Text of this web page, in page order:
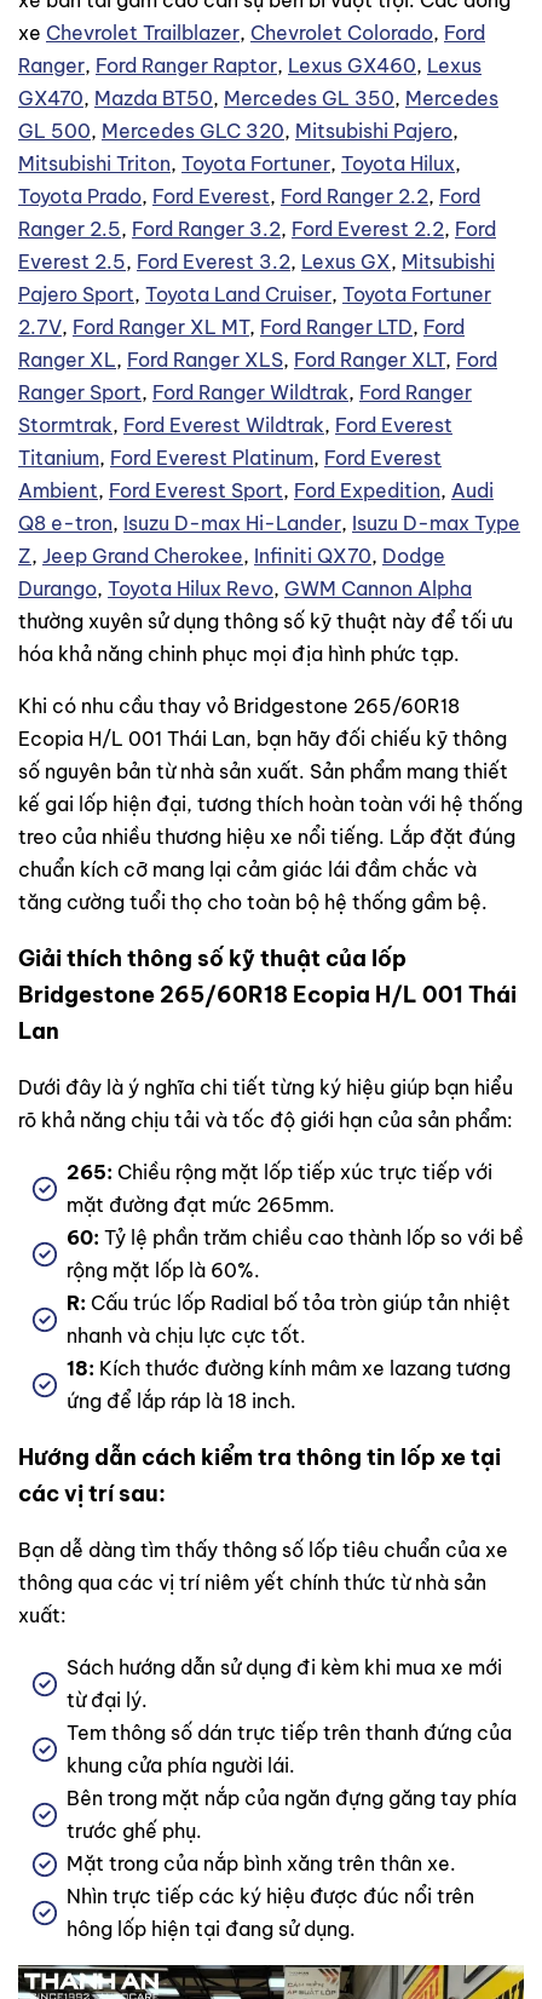
xe Chevrolet Trailblazer, Chevrolet Colorado, Ford
Ranger, Ford Ranger Raptor, Lexus GX460, Lexus
GX470, Mazda BT50, Mercedes GL 350, Mercedes
GL 500, Mercedes GLC 320, Mitsubishi Pajero,
Mitsubishi Triton, Toyota Fortuner, Toyota Hilux,
Toyota Prado, Ford Everest, Ford Ranger 2.2, Ford
Ranger 2.5, Ford Ranger 3.2, Ford Everest 2.2, Ford
Everest 2.5, Ford Everest 3.2, Lexus GX, Mitsubishi
Pajero Sport, Toyota Land Cruiser, Toyota Fortuner
2.7V, Ford Ranger XL MT, Ford Ranger LTD, Ford
Ranger XL, Ford Ranger XLS, Ford Ranger XLT, Ford
Ranger Sport, Ford Ranger Wildtrak, Ford Ranger
Stormtrak, Ford Everest Wildtrak, Ford Everest
Titanium, Ford Everest Platinum, Ford Everest
Ambient, Ford Everest Sport, Ford Expedition, Audi
Q8 e-tron, Isuzu D-max Hi-Lander, Isuzu D-max Type
Z, Jeep Grand Cherokee, Infiniti QX70, Dodge
Durango, Toyota Hilux Revo, GWM Cannon Alpha
thường xuyên sử dụng thông số kỹ thuật này để tối ưu
hóa khả năng chinh phục mọi địa hình phức tạp.
Khi có nhu cầu thay vỏ Bridgestone 265/60R18
Ecopia H/L 001 Thái Lan, bạn hãy đối chiếu kỹ thông
số nguyên bản từ nhà sản xuất. Sản phẩm mang thiết
kế gai lốp hiện đại, tương thích hoàn toàn với hệ thống
treo của nhiều thương hiệu xe nổi tiếng. Lắp đặt đúng
chuẩn kích cỡ mang lại cảm giác lái đầm chắc và
tăng cường tuổi thọ cho toàn bộ hệ thống gầm bệ.
Giải thích thông số kỹ thuật của lốp
Bridgestone 265/60R18 Ecopia H/L 001 Thái
Lan
Dưới đây là ý nghĩa chi tiết từng ký hiệu giúp bạn hiểu
rõ khả năng chịu tải và tốc độ giới hạn của sản phẩm:
265: Chiều rộng mặt lốp tiếp xúc trực tiếp với
mặt đường đạt mức 265mm.
60: Tỷ lệ phần trăm chiều cao thành lốp so với bề
rộng mặt lốp là 60%.
R: Cấu trúc lốp Radial bố tỏa tròn giúp tản nhiệt
nhanh và chịu lực cực tốt.
18: Kích thước đường kính mâm xe lazang tương
ứng để lắp ráp là 18 inch.
Hướng dẫn cách kiểm tra thông tin lốp xe tại
các vị trí sau:
Bạn dễ dàng tìm thấy thông số lốp tiêu chuẩn của xe
thông qua các vị trí niêm yết chính thức từ nhà sản
xuất:
Sách hướng dẫn sử dụng đi kèm khi mua xe mới
từ đại lý.
Tem thông số dán trực tiếp trên thanh đứng của
khung cửa phía người lái.
Bên trong mặt nắp của ngăn đựng găng tay phía
trước ghế phụ.
Mặt trong của nắp bình xăng trên thân xe.
Nhìn trực tiếp các ký hiệu được đúc nổi trên
hông lốp hiện tại đang sử dụng.